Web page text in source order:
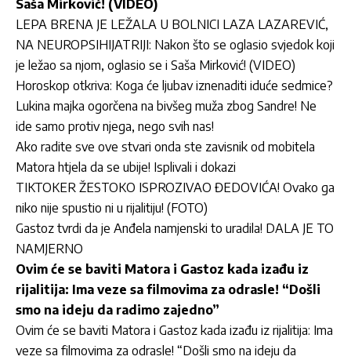
Saša Mirković! (VIDEO)
LEPA BRENA JE LEŽALA U BOLNICI LAZA LAZAREVIĆ,
NA NEUROPSIHIJATRIJI: Nakon što se oglasio svjedok koji
je ležao sa njom, oglasio se i Saša Mirković! (VIDEO)
Horoskop otkriva: Koga će ljubav iznenaditi iduće sedmice?
Lukina majka ogorčena na bivšeg muža zbog Sandre! Ne
ide samo protiv njega, nego svih nas!
Ako radite sve ove stvari onda ste zavisnik od mobitela
Matora htjela da se ubije! Isplivali i dokazi
TIKTOKER ŽESTOKO ISPROZIVAO ĐEDOVIĆA! Ovako ga
niko nije spustio ni u rijalitiju! (FOTO)
Gastoz tvrdi da je Anđela namjenski to uradila! DALA JE TO
NAMJERNO
Ovim će se baviti Matora i Gastoz kada izađu iz
rijalitija: Ima veze sa filmovima za odrasle! “Došli
smo na ideju da radimo zajedno”
Ovim će se baviti Matora i Gastoz kada izađu iz rijalitija: Ima
veze sa filmovima za odrasle! “Došli smo na ideju da